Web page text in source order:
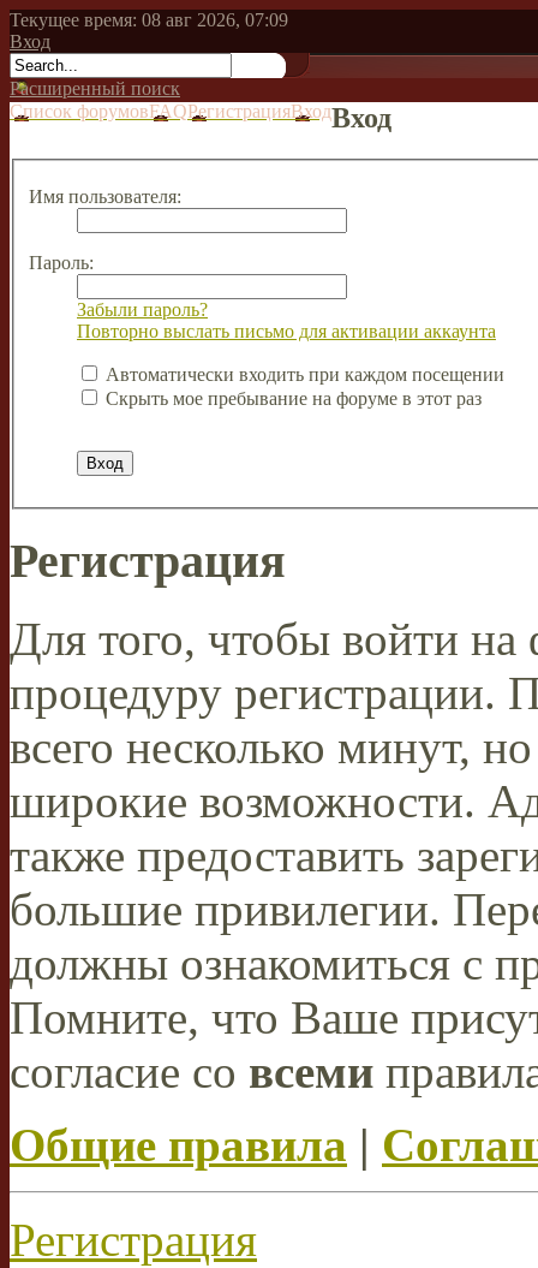
Текущее время: 08 авг 2026, 07:09
Вход
Расширенный поиск
Список форумовFAQРегистрацияВходВход
Имя пользователя:
Пароль:
Забыли пароль?
Повторно выслать письмо для активации аккаунта
Автоматически входить при каждом посещении
Скрыть мое пребывание на форуме в этот раз
Регистрация
Для того, чтобы войти
процедуру регистрации.
всего несколько минут,
широкие возможности.
также предоставить
большие привилегии.
должны ознакомиться с
Помните, что Ваше
согласие со всеми
Общие правила |
Регистрация